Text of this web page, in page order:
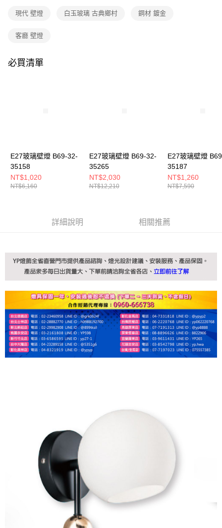
※ 請注意：結帳手續完成當下不需立刻繳費，但若您需要取消訂單，請聯絡
後付繳納相關費用。
※ 交易是否成功請以「AFTEE先享後付 」之結帳頁面顯示為準，若有關於
客戶支援中心」
４．使用「AFTEE先享後付」時，將依據個別帳號之用戶狀況，依本公司即
時審查核予不同之上限額度；若仍有額度不足之情形，本公司將視審查結果
請求用戶進行身份認證。
５．嚴禁一人註冊多個帳號或使用他人資訊註冊。若發現惡意使用之情形，
現代 壁燈 白玉玻璃 古典鄉村 鋼材 鍍金
客廳 壁燈
必買清單
E27玻璃壁燈 B69-32-
35158
NT$1,020
NT$6,160
E27玻璃壁燈 B69-32-
35265
NT$2,030
NT$12,210
E27玻璃壁燈
35187
NT$1,260
NT$7,590
詳細說明 相關推薦